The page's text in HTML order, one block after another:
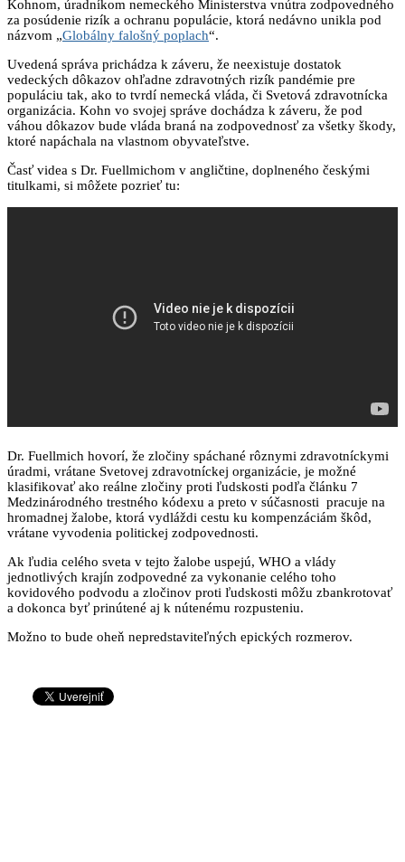
Kohnom, úradníkom nemeckého Ministerstva vnútra zodpovedného
za posúdenie rizík a ochranu populácie, ktorá nedávno unikla pod
názvom „Globálny falošný poplach“.
Uvedená správa prichádza k záveru, že neexistuje dostatok
vedeckých dôkazov ohľadne zdravotných rizík pandémie pre
populáciu tak, ako to tvrdí nemecká vláda, či Svetová zdravotnícka
organizácia. Kohn vo svojej správe dochádza k záveru, že pod
váhou dôkazov bude vláda braná na zodpovednosť za všetky škody,
ktoré napáchala na vlastnom obyvateľstve.
Časť videa s Dr. Fuellmichom v angličtine, doplneného českými
titulkami, si môžete pozrieť tu:
Dr. Fuellmich hovorí, že zločiny spáchané rôznymi zdravotníckymi
úradmi, vrátane Svetovej zdravotníckej organizácie, je možné
klasifikovať ako reálne zločiny proti ľudskosti podľa článku 7
Medzinárodného trestného kódexu a preto v súčasnosti pracuje na
hromadnej žalobe, ktorá vydláždi cestu ku kompenzáciám škôd,
vrátane vyvodenia politickej zodpovednosti.
Ak ľudia celého sveta v tejto žalobe uspejú, WHO a vlády
jednotlivých krajín zodpovedné za vykonanie celého toho
kovidového podvodu a zločinov proti ľudskosti môžu zbankrotovať
a dokonca byť prinútené aj k nútenému rozpusteniu.
Možno to bude oheň nepredstaviteľných epických rozmerov.